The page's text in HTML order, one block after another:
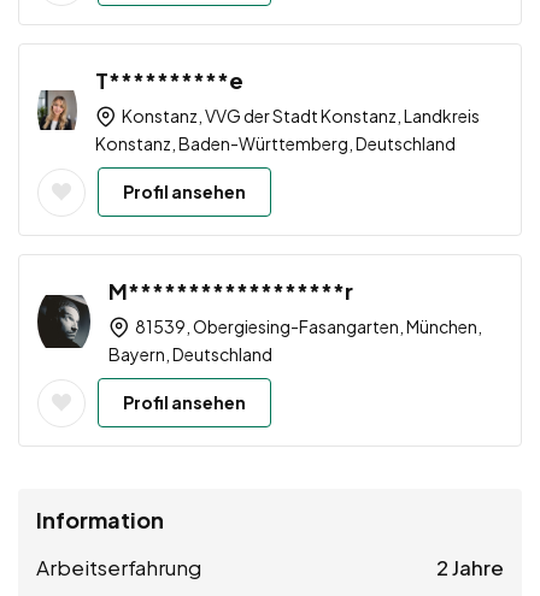
T**********e
Konstanz, VVG der Stadt Konstanz, Landkreis
Konstanz, Baden-Württemberg, Deutschland
Profil ansehen
M******************r
81539, Obergiesing-Fasangarten, München,
Bayern, Deutschland
Profil ansehen
Information
Arbeitserfahrung 2 Jahre